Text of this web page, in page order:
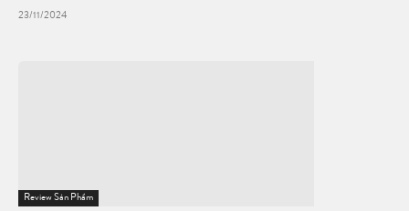
23/11/2024
Review Sản Phẩm